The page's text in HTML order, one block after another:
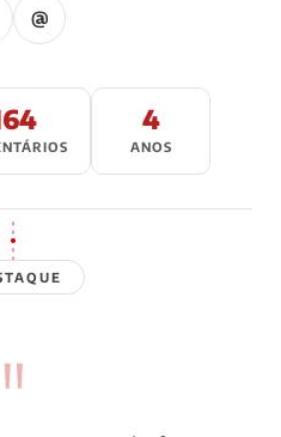
@
4
ANOS
"